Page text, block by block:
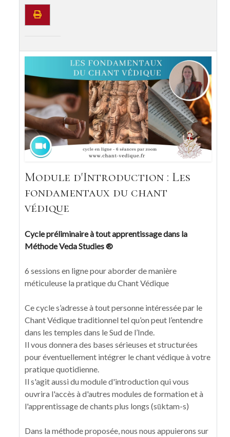
Module d'Introduction : Les
fondamentaux du chant
védique
Cycle préliminaire à tout apprentissage dans la
Méthode Veda Studies ®
6 sessions en ligne pour aborder de manière
méticuleuse la pratique du Chant Védique
Ce cycle s’adresse à tout personne intéressée par le
Chant Védique traditionnel tel qu’on peut l’entendre
dans les temples dans le Sud de l’Inde.
Il vous donnera des bases sérieuses et structurées
pour éventuellement intégrer le chant védique à votre
pratique quotidienne.
Il s'agit aussi du module d'introduction qui vous
ouvrira l'accès à d'autres modules de formation et à
l'apprentissage de chants plus longs (sūktam-s)
Dans la méthode proposée, nous nous appuierons sur